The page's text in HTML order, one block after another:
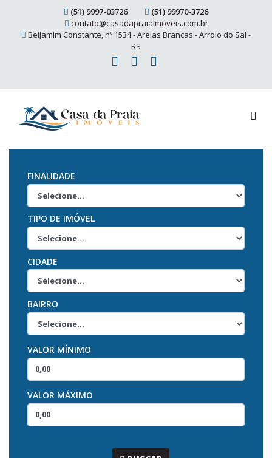
(51) 9997-03726
(51) 99970-3726
contato@casadapraiaimoveis.com.br
Beijamim Constante, nº 1534 - Areias Brancas - Arroio do Sal -
RS
FINALIDADE
TIPO DE IMÓVEL
CIDADE
BAIRRO
VALOR MÍNIMO
VALOR MÁXIMO